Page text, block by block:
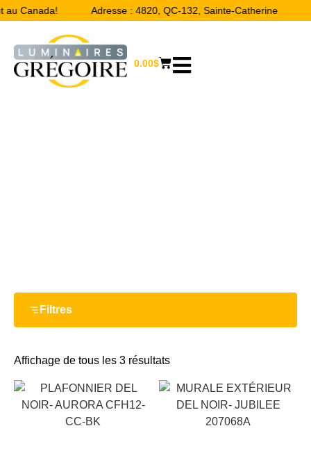
au Canada! Adresse : 4820, QC-132, Sainte-Catherine
0.00$
Filtres
Affichage de tous les 3 résultats